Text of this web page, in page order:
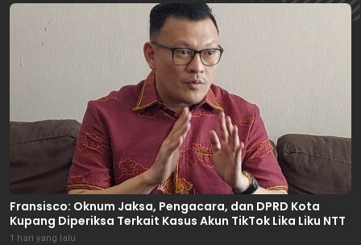
Fransisco: Oknum Jaksa, Pengacara, dan DPRD Kota
Kupang Diperiksa Terkait Kasus Akun TikTok Lika Liku NTT
1 hari yang lalu